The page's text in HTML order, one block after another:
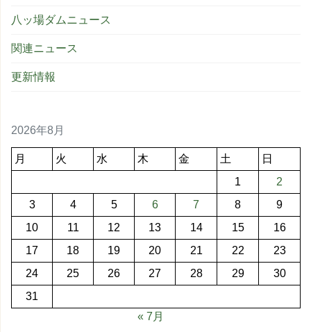
八ッ場ダムニュース
関連ニュース
更新情報
2026年8月
月 火 水 木 金 土
日
1
2
3
4 5 6 7 8
9
10
11 12 13 14 15
16
17
18 19 20 21 22
23
24
25 26 27 28 29
30
31
« 7月